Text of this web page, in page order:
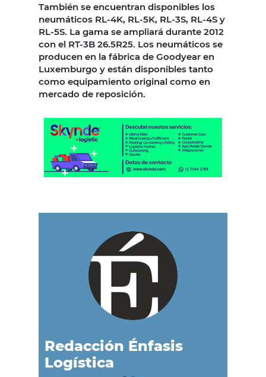
También se encuentran disponibles los
neumáticos RL-4K, RL-5K, RL-3S, RL-4S y
RL-5S. La gama se ampliará durante 2012
con el RT-3B 26.5R25. Los neumáticos se
producen en la fábrica de Goodyear en
Luxemburgo y están disponibles tanto
como equipamiento original como en
mercado de reposición.
Redacción Énfasis
Logística